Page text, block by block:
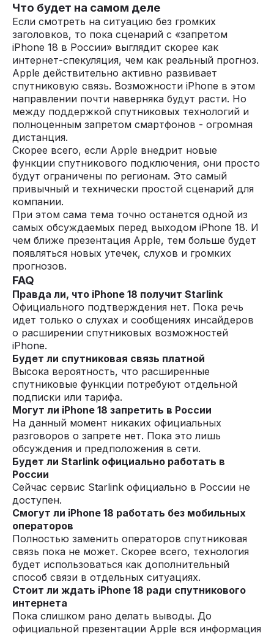
Что будет на самом деле
Если смотреть на ситуацию без громких
заголовков, то пока сценарий с «запретом
iPhone 18 в России» выглядит скорее как
интернет-спекуляция, чем как реальный прогноз.
Apple действительно активно развивает
спутниковую связь. Возможности iPhone в этом
направлении почти наверняка будут расти. Но
между поддержкой спутниковых технологий и
полноценным запретом смартфонов - огромная
дистанция.
Скорее всего, если Apple внедрит новые
функции спутникового подключения, они просто
будут ограничены по регионам. Это самый
привычный и технически простой сценарий для
компании.
При этом сама тема точно останется одной из
самых обсуждаемых перед выходом iPhone 18. И
чем ближе презентация Apple, тем больше будет
появляться новых утечек, слухов и громких
прогнозов.
FAQ
Правда ли, что iPhone 18 получит Starlink
Официального подтверждения нет. Пока речь
идет только о слухах и сообщениях инсайдеров
о расширении спутниковых возможностей
iPhone.
Будет ли спутниковая связь платной
Высока вероятность, что расширенные
спутниковые функции потребуют отдельной
подписки или тарифа.
Могут ли iPhone 18 запретить в России
На данный момент никаких официальных
разговоров о запрете нет. Пока это лишь
обсуждения и предположения в сети.
Будет ли Starlink официально работать в
России
Сейчас сервис Starlink официально в России не
доступен.
Смогут ли iPhone 18 работать без мобильных
операторов
Полностью заменить операторов спутниковая
связь пока не может. Скорее всего, технология
будет использоваться как дополнительный
способ связи в отдельных ситуациях.
Стоит ли ждать iPhone 18 ради спутникового
интернета
Пока слишком рано делать выводы. До
официальной презентации Apple вся информация